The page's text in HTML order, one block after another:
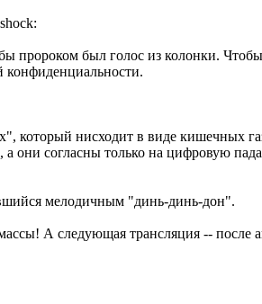
пророком был голос из колонки.
конфиденциальности.
который нисходит в виде кишечных
они согласны только на цифровую
мелодичным "динь-динь-дон".
А следующая трансляция -- после